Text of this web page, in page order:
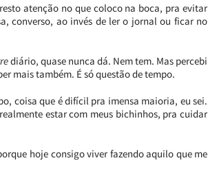
atenção no que coloco na boca, pra evitar
converso, ao invés de ler o jornal ou ficar no
diário, quase nunca dá. Nem tem. Mas percebi
mais também. É só questão de tempo.
coisa que é difícil pra imensa maioria, eu sei.
estar com meus bichinhos, pra cuidar
hoje consigo viver fazendo aquilo que me